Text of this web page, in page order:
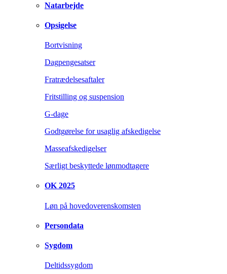
Natarbejde
Opsigelse
Bortvisning
Dagpengesatser
Fratrædelsesaftaler
Fritstilling og suspension
G-dage
Godtgørelse for usaglig afskedigelse
Masseafskedigelser
Særligt beskyttede lønmodtagere
OK 2025
Løn på hovedoverenskomsten
Persondata
Sygdom
Deltidssygdom